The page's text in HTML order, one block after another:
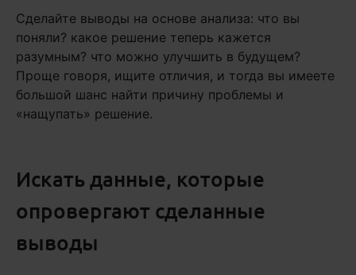
Сделайте выводы на основе анализа: что вы
поняли? какое решение теперь кажется
разумным? что можно улучшить в будущем?
Проще говоря, ищите отличия, и тогда вы имеете
большой шанс найти причину проблемы и
«нащупать» решение.
Искать данные, которые
опровергают сделанные
выводы